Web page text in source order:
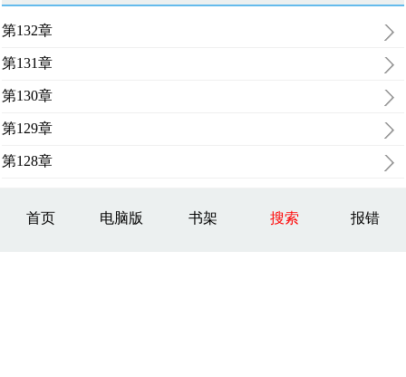
第132章
第131章
第130章
第129章
第128章
首页 电脑版 书架 搜索 报错